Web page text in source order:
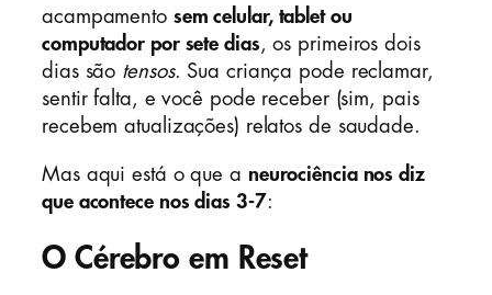
acampamento sem celular, tablet ou
computador por sete dias, os primeiros dois
dias são tensos. Sua criança pode reclamar,
sentir falta, e você pode receber (sim, pais
recebem atualizações) relatos de saudade.
Mas aqui está o que a neurociência nos diz
que acontece nos dias 3-7:
O Cérebro em Reset